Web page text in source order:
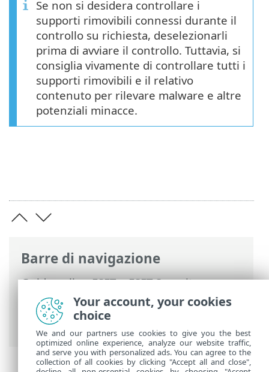
Barre di navigazione
Guida online ESET>ESET Security
Ultimate
>Configurazione avanzata>
Controlli
>Controllo del dispositivo
Supporti rimovibili
Se non si desidera controllare i
supporti rimovibili connessi durante il
controllo su richiesta, deselezionarli
prima di avviare il controllo. Tuttavia, si
consiglia vivamente di controllare tutti i
supporti rimovibili e il relativo
contenuto per rilevare malware e altre
potenziali minacce.
Your account, your cookies
choice
We and our partners use cookies to give you the best
optimized online experience, analyze our website traffic,
and serve you with personalized ads. You can agree to the
collection of all cookies by clicking "Accept all and close",